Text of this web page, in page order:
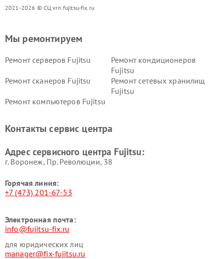
2021-2026 © СЦ vrn.fujitsu-fix.ru
Мы ремонтируем
Ремонт серверов Fujitsu
Ремонт кондиционеров
Fujitsu
Ремонт сканеров Fujitsu
Ремонт сетевых хранилищ
Fujitsu
Ремонт компьютеров Fujitsu
Контакты сервис центра
Адрес сервисного центра Fujitsu:
г. Воронеж, Пр. Революции, 38
Горячая линия:
+7 (473) 201-67-53
Электронная почта:
info@fujitsu-fix.ru
для юридических лиц
manager@fix-fujitsu.ru